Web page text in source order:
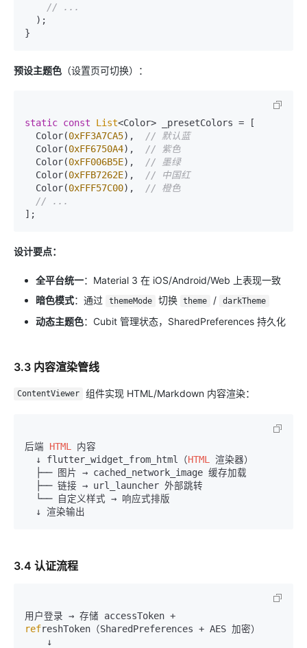
// ...
预设主题色 （设置页可切换）：
static const List<Color> _presetColors = [
  Color(
0xFF3A7CA5),
// 默认蓝
  Color(
0xFF6750A4),
// 紫色
  Color(
0xFF006B5E),
// 墨绿
  Color(
0xFFB7262E),
// 中国红
  Color(
0xFFF57C00),
// 橙色
// ...
设计要点：
全平台统一：Material 3 在 iOS/Android/Web 上表现一致
暗色模式：通过 themeMode 切换 theme / darkTheme
动态主题色：Cubit 管理状态，SharedPreferences 持久化
3.3 内容渲染管线
ContentViewer 组件实现 HTML/Markdown 内容渲染：
后端 HTML
内容
  ↓ flutter_widget_from_html（
HTML
渲染器）
3.4 认证流程
refreshToken（SharedPreferences + AES 加密）